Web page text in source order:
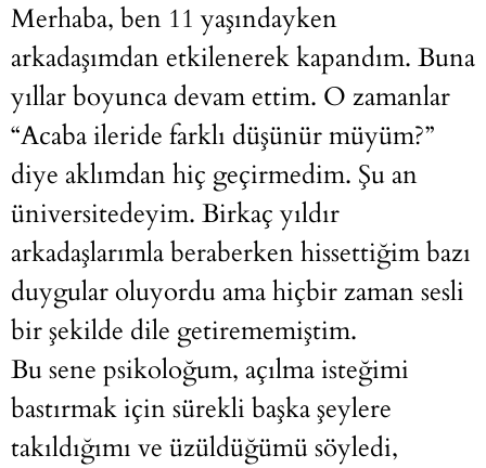
Merhaba, ben 11 yaşındayken
arkadaşımdan etkilenerek kapandım. Buna
yıllar boyunca devam ettim. O zamanlar
“Acaba ileride farklı düşünür müyüm?”
diye aklımdan hiç geçirmedim. Şu an
üniversitedeyim. Birkaç yıldır
arkadaşlarımla beraberken hissettiğim bazı
duygular oluyordu ama hiçbir zaman sesli
bir şekilde dile getirememiştim.
Bu sene psikoloğum, açılma isteğimi
bastırmak için sürekli başka şeylere
takıldığımı ve üzüldüğümü söyledi,